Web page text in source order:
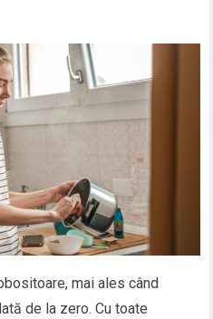
mai ales când
de la zero. Cu toate